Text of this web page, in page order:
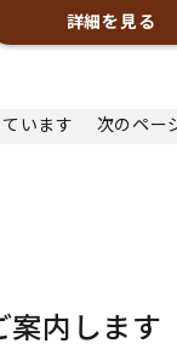
詳細を見る
います 次のペー
内します